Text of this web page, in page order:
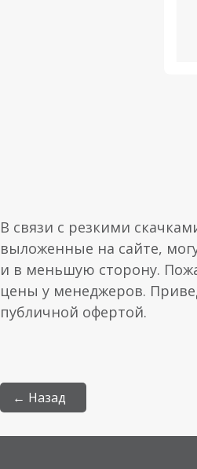
В связи с резкими
выложенные на сайте,
и в меньшую сторону.
цены у менеджеров.
публичной офертой.
← Назад